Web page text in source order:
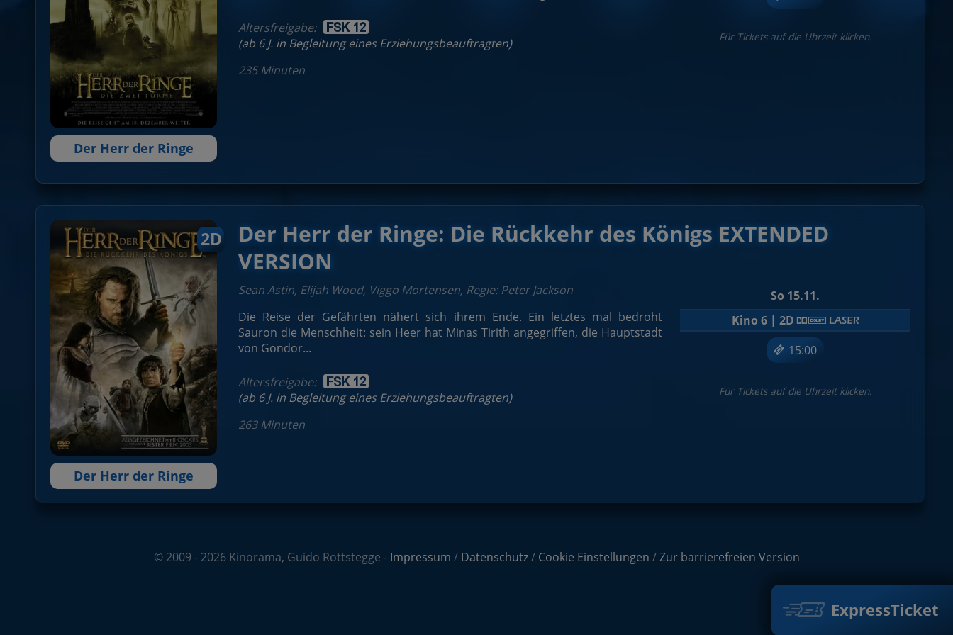
ExpressTicket
Der Herr der Ringe
Für Tickets auf die Uhrzeit klicken.
Altersfreigabe:
(ab 6 J. in Begleitung eines Erziehungsbeauftragten)
235 Minuten
2D
Der Herr der Ringe
Der Herr der Ringe: Die Rückkehr des Königs EXTENDED
VERSION
So 15.11.
Kino 6 | 2D
15:00
Für Tickets auf die Uhrzeit klicken.
Sean Astin, Elijah Wood, Viggo Mortensen, Regie: Peter Jackson
Die Reise der Gefährten nähert sich ihrem Ende. Ein letztes mal bedroht
Sauron die Menschheit: sein Heer hat Minas Tirith angegriffen, die Hauptstadt
von Gondor...
Altersfreigabe:
(ab 6 J. in Begleitung eines Erziehungsbeauftragten)
263 Minuten
© 2009 - 2026 Kinorama, Guido Rottstegge - Impressum / Datenschutz/ Cookie Einstellungen /Zur barrierefreien Version